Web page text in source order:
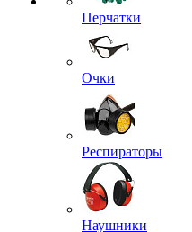
Перчатки
Очки
Респираторы
Наушники